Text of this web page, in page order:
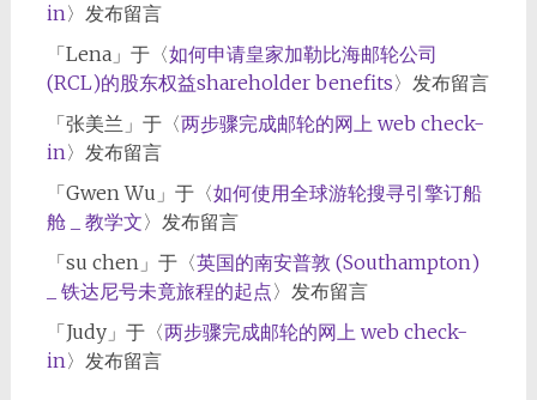
in〉发布留言
「Lena」于〈如何申请皇家加勒比海邮轮公司
(RCL)的股东权益shareholder benefits〉发布留言
「张美兰 」于〈两步骤完成邮轮的网上 web check-
in〉发布留言
「Gwen Wu 」于〈如何使用全球游轮搜寻引擎订船
舱 _ 教学文〉发布留言
「su chen」于〈英国的南安普敦 (Southampton)
_ 铁达尼号未竟旅程的起点〉发布留言
「Judy」于〈两步骤完成邮轮的网上 web check-
in〉发布留言